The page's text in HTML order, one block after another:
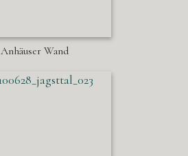
Anhäuser Wand